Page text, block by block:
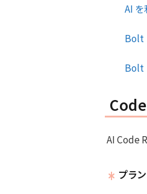
AI
Bolt
Bolt
AI Code
プラン